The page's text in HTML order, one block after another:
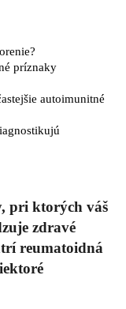
príznaky
autoimunitné
pri ktorých váš
zdravé
reumatoidná